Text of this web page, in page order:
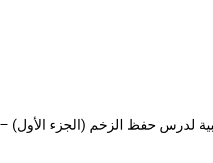
لدرس حفظ الزخم (الجزء الأول) –